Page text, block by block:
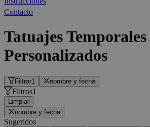
Contacto
Tatuajes Temporales
Personalizados
Filtrar1 nombre y fecha
Filtros1
Limpiar
nombre y fecha
Sugeridos